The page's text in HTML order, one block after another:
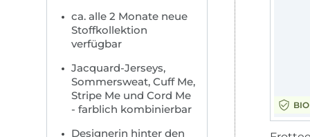
ca. alle 2 Monate neue
Stoffkollektion
verfügbar
Jacquard-Jerseys,
Sommersweat, Cuff Me,
Stripe Me und Cord Me
- farblich kombinierbar
Designerin hinter den
BIO